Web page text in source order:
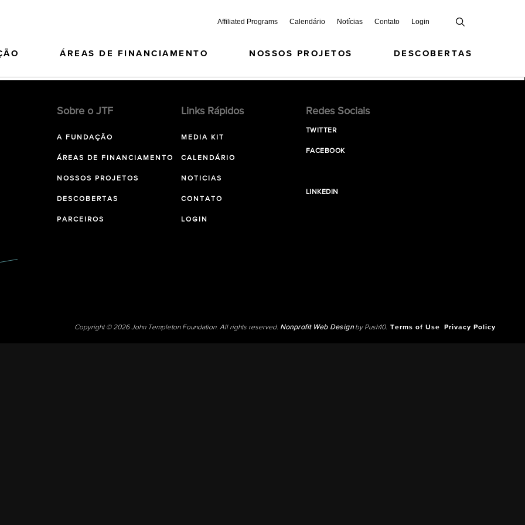
Affiliated Programs Calendário Notícias Contato Login
ÁREAS DE FINANCIAMENTO NOSSOS PROJETOS DESCOBERTAS
Sobre o JTF
A FUNDAÇÃO
ÁREAS DE FINANCIAMENTO
NOSSOS PROJETOS
DESCOBERTAS
PARCEIROS
Links Rápidos
MEDIA KIT
CALENDÁRIO
NOTICIAS
CONTATO
LOGIN
Redes Sociais
TWITTER
FACEBOOK
LINKEDIN
Copyright © 2026 John Templeton Foundation. All rights reserved. Nonprofit Web Designby Push10. Terms of Use Privacy Policy